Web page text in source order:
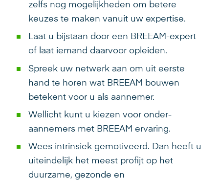
zelfs nog mogelijkheden om betere
keuzes te maken vanuit uw expertise.
Laat u bijstaan door een BREEAM-expert
of laat iemand daarvoor opleiden.
Spreek uw netwerk aan om uit eerste
hand te horen wat BREEAM bouwen
betekent voor u als aannemer.
Wellicht kunt u kiezen voor onder-
aannemers met BREEAM ervaring.
Wees intrinsiek gemotiveerd. Dan heeft u
uiteindelijk het meest profijt op het
duurzame, gezonde en